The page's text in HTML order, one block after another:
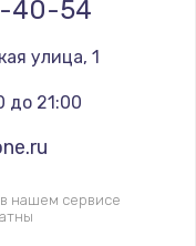
40-54
улица, 1
до 21:00
нашем сервисе